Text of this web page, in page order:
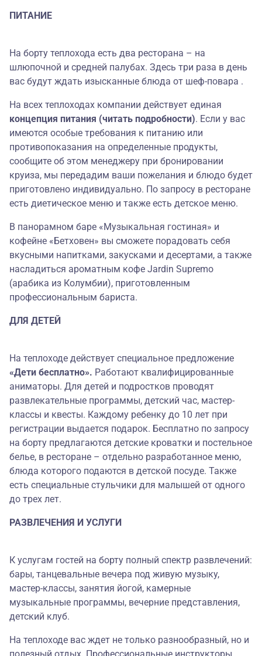
ПИТАНИЕ
На борту теплохода есть два ресторана – на
шлюпочной и средней палубах. Здесь три раза в день
вас будут ждать изысканные блюда от шеф-повара .
На всех теплоходах компании действует единая
концепция питания (читать подробности). Если у вас
имеются особые требования к питанию или
противопоказания на определенные продукты,
сообщите об этом менеджеру при бронировании
круиза, мы передадим ваши пожелания и блюдо будет
приготовлено индивидуально. По запросу в ресторане
есть диетическое меню и также есть детское меню.
В панорамном баре «Музыкальная гостиная» и
кофейне «Бетховен» вы сможете порадовать себя
вкусными напитками, закусками и десертами, а также
насладиться ароматным кофе Jardin Supremo
(арабика из Колумбии), приготовленным
профессиональным бариста.
ДЛЯ ДЕТЕЙ
На теплоходе действует специальное предложение
«Дети бесплатно». Работают квалифицированные
аниматоры. Для детей и подростков проводят
развлекательные программы, детский час, мастер-
классы и квесты. Каждому ребенку до 10 лет при
регистрации выдается подарок. Бесплатно по запросу
на борту предлагаются детские кроватки и постельное
белье, в ресторане – отдельно разработанное меню,
блюда которого подаются в детской посуде. Также
есть специальные стульчики для малышей от одного
до трех лет.
РАЗВЛЕЧЕНИЯ И УСЛУГИ
К услугам гостей на борту полный спектр развлечений:
бары, танцевальные вечера под живую музыку,
мастер-классы, занятия йогой, камерные
музыкальные программы, вечерние представления,
детский клуб.
На теплоходе вас ждет не только разнообразный, но и